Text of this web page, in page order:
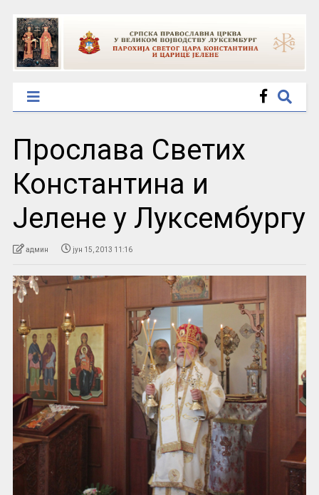
Прослава Светих
Константина и
Јелене у Луксембургу
админ јун 15, 2013 11:16